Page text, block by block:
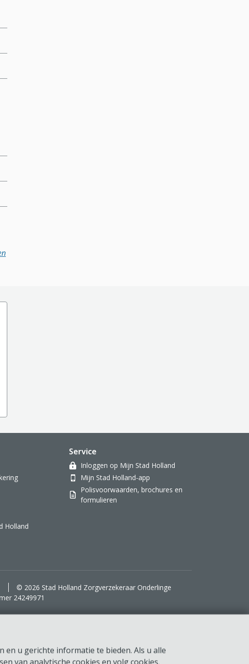
en u gerichte informatie te bieden. Als u alle
Holland
Service
Inloggen op Mijn Stad Holland
Mijn Stad Holland-app
Polisvoorwaarden, brochures en
formulieren
© 2026 Stad Holland Zorgverzekeraar Onderlinge
24249971